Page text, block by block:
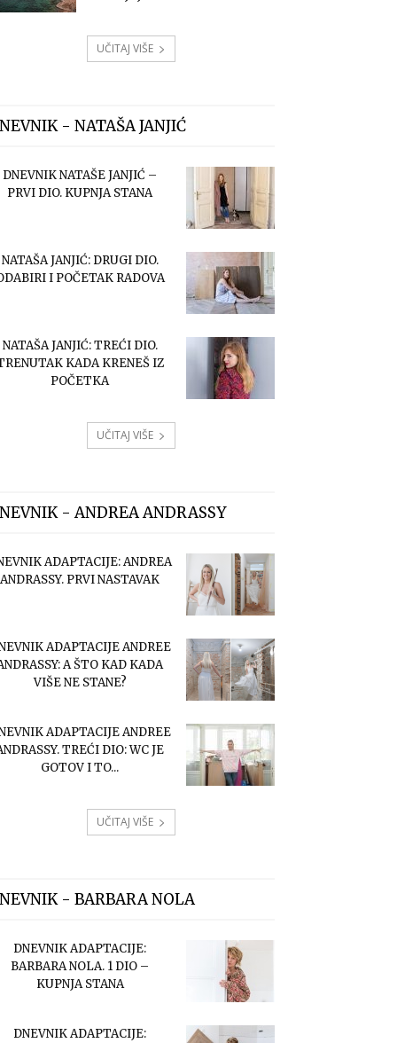
UČITAJ VIŠE
- NATAŠA JANJIĆ
DNEVNIK NATAŠE JANJIĆ –
PRVI DIO. KUPNJA STANA
NATAŠA JANJIĆ: DRUGI DIO.
I POČETAK RADOVA
NATAŠA JANJIĆ: TREĆI DIO.
KADA KRENEŠ IZ
POČETKA
UČITAJ VIŠE
- ANDREA ANDRASSY
ADAPTACIJE: ANDREA
ANDRASSY. PRVI NASTAVAK
ADAPTACIJE ANDREE
A ŠTO KAD KADA
VIŠE NE STANE?
ADAPTACIJE ANDREE
TREĆI DIO: WC JE
GOTOV I TO...
UČITAJ VIŠE
- BARBARA NOLA
DNEVNIK ADAPTACIJE:
BARBARA NOLA. 1 DIO –
KUPNJA STANA
DNEVNIK ADAPTACIJE: